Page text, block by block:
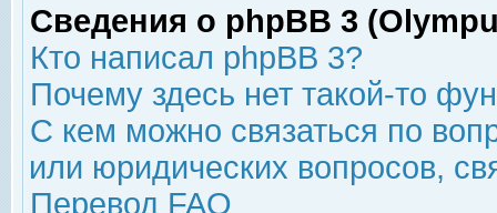
Сведения о phpBB 3
Кто написал phpBB 3?
Почему здесь нет такой-то
С кем можно связаться по
или юридических вопросов,
Перевод FAQ